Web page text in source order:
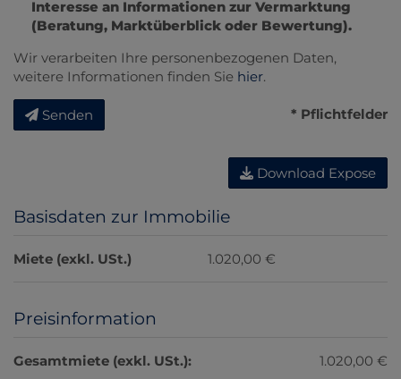
Interesse an Informationen zur Vermarktung
(Beratung, Marktüberblick oder Bewertung).
Wir verarbeiten Ihre personenbezogenen Daten,
weitere Informationen finden Sie hier.
Senden * Pflichtfelder
Download Expose
Basisdaten zur Immobilie
Miete (exkl. USt.) 1.020,00 €
Preisinformation
Gesamtmiete (exkl. USt.):
1.020,00 €